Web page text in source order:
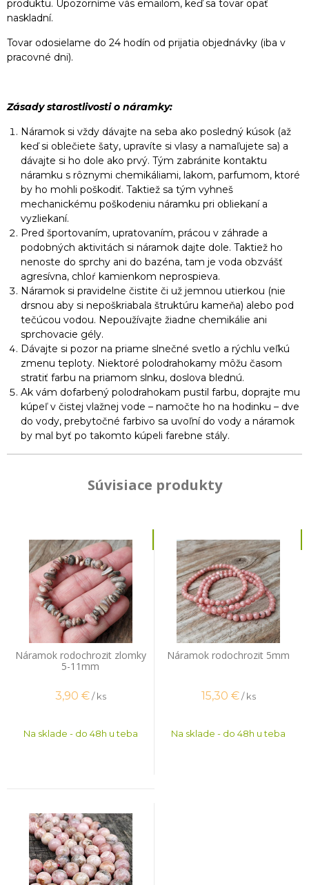
produktu. Upozorníme vás emailom, keď sa tovar opäť
naskladní.
Tovar odosielame do 24 hodín od prijatia objednávky (iba v
pracovné dni).
Zásady starostlivosti o náramky:
Náramok si vždy dávajte na seba ako posledný kúsok (až
keď si oblečiete šaty, upravíte si vlasy a namaľujete sa) a
dávajte si ho dole ako prvý. Tým zabránite kontaktu
náramku s rôznymi chemikáliami, lakom, parfumom, ktoré
by ho mohli poškodiť. Taktiež sa tým vyhneš
mechanickému poškodeniu náramku pri obliekaní a
vyzliekaní.
Pred športovaním, upratovaním, prácou v záhrade a
podobných aktivitách si náramok dajte dole. Taktiež ho
nenoste do sprchy ani do bazéna, tam je voda obzvášť
agresívna, chloŕ kamienkom neprospieva.
Náramok si pravidelne čistite či už jemnou utierkou (nie
drsnou aby si nepoškriabala štruktúru kameňa) alebo pod
tečúcou vodou. Nepoužívajte žiadne chemikálie ani
sprchovacie gély.
Dávajte si pozor na priame slnečné svetlo a rýchlu veľkú
zmenu teploty. Niektoré polodrahokamy môžu časom
stratiť farbu na priamom slnku, doslova blednú.
Ak vám dofarbený polodrahokam pustil farbu, doprajte mu
kúpeľ v čistej vlažnej vode – namočte ho na hodinku – dve
do vody, prebytočné farbivo sa uvoľní do vody a náramok
by mal byť po takomto kúpeli farebne stály.
Súvisiace produkty
Náramok rodochrozit zlomky
5-11mm
3,90 € / ks
Na sklade - do 48h u teba
Náramok rodochrozit 5mm
15,30 € / ks
Na sklade - do 48h u teba